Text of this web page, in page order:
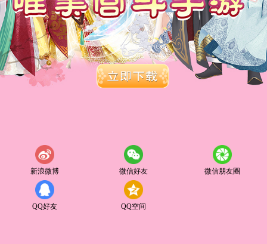
新浪微博 微信好友 微信朋友圈
QQ好友 QQ空间